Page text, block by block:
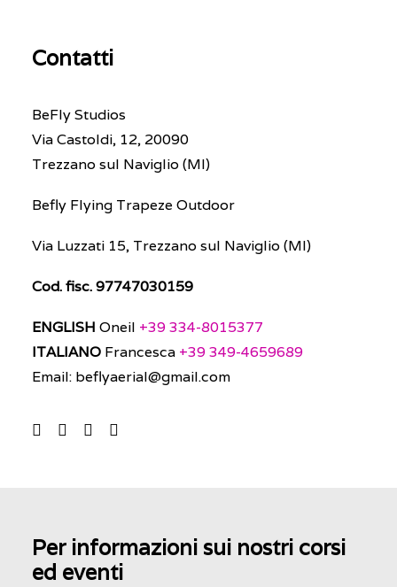
Contatti
BeFly Studios
Via Castoldi, 12, 20090
Trezzano sul Naviglio (MI)
Befly Flying Trapeze Outdoor
Via Luzzati 15, Trezzano sul Naviglio (MI)
Cod. fisc. 97747030159
ENGLISH Oneil +39 334-8015377
ITALIANO Francesca +39 349-4659689
Email: beflyaerial@gmail.com
Per informazioni sui nostri corsi
ed eventi